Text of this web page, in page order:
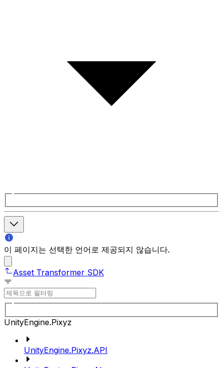
이 페이지는 선택한 언어로 제공되지 않습니다.
Asset Transformer SDK
UnityEngine.Pixyz
UnityEngine.Pixyz.API